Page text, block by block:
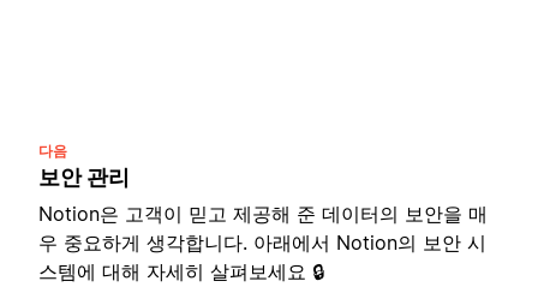
다음
보안 관리
Notion은 고객이 믿고 제공해 준 데이터의 보안을 매
우 중요하게 생각합니다. 아래에서 Notion의 보안 시
스템에 대해 자세히 살펴보세요 🔒